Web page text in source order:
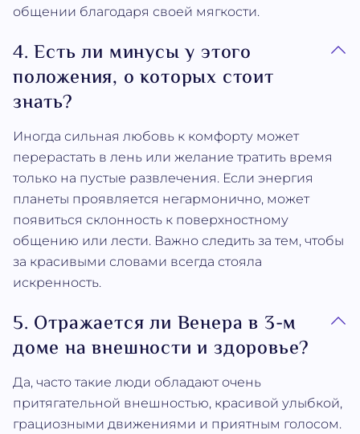
общении благодаря своей мягкости.
4. Есть ли минусы у этого
положения, о которых стоит
знать?
Иногда сильная любовь к комфорту может
перерастать в лень или желание тратить время
только на пустые развлечения. Если энергия
планеты проявляется негармонично, может
появиться склонность к поверхностному
общению или лести. Важно следить за тем, чтобы
за красивыми словами всегда стояла
искренность.
5. Отражается ли Венера в 3-м
доме на внешности и здоровье?
Да, часто такие люди обладают очень
притягательной внешностью, красивой улыбкой,
грациозными движениями и приятным голосом.